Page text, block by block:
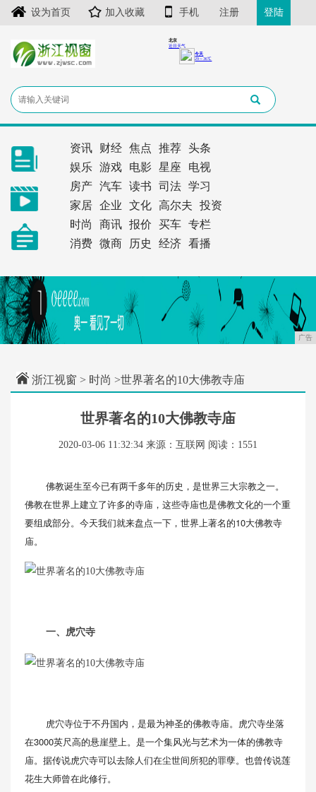
设为首页 加入收藏 手机 注册 登陆
资讯 财经 焦点 推荐
头条
娱乐
游戏 电影 星座
电视
房产
汽车 读书 司法
学习
家居
企业 文化 高尔夫
投资
时尚
商讯 报价 买车
专栏
消费
微商 历史 经济 看播
广告
浙江视窗 > 时尚 >世界著名的10大佛教寺庙
世界著名的10大佛教寺庙
2020-03-06 11:32:34 来源：互联网 阅读：1551
佛教诞生至今已有两千多年的历史，是世界三大宗教之一。
佛教在世界上建立了许多的寺庙，这些寺庙也是佛教文化的一个重
要组成部分。今天我们就来盘点一下，世界上著名的10大佛教寺
庙。
一、虎穴寺
虎穴寺位于不丹国内，是最为神圣的佛教寺庙。虎穴寺坐落
在3000英尺高的悬崖壁上。是一个集风光与艺术为一体的佛教寺
庙。据传说虎穴寺可以去除人们在尘世间所犯的罪孽。也曾传说莲
花生大师曾在此修行。